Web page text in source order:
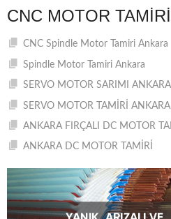
CNC MOTOR
CNC Spindle Motor Tamiri Ankara
Spindle Motor Tamiri Ankara
SERVO MOTOR SARIMI ANKARA
SERVO MOTOR TAMİRİ ANKARA
ANKARA FIRÇALI DC MOTOR
ANKARA DC MOTOR TAMİRİ